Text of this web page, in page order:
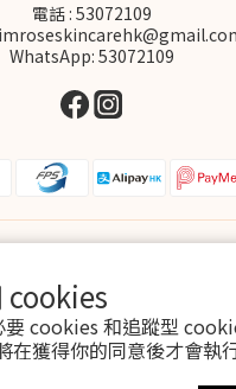
cookies
cookies 和追蹤型
在獲得你的同意後才會執
電話 : 53072109
WhatsApp: 53072109